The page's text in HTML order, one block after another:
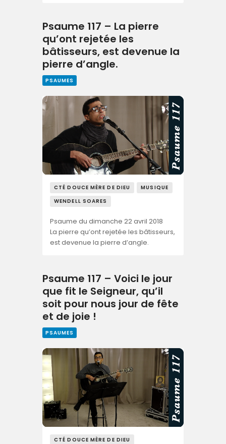
Psaume 117 – La pierre
qu’ont rejetée les
bâtisseurs, est devenue la
pierre d’angle.
PSAUMES
CTÉ DOUCE MÈRE DE DIEU
MUSIQUE
WENDELL SOARES
Psaume du dimanche 22 avril 2018
La pierre qu’ont rejetée les bâtisseurs,
est devenue la pierre d’angle.
Psaume 117 – Voici le jour
que fit le Seigneur, qu’il
soit pour nous jour de fête
et de joie !
PSAUMES
CTÉ DOUCE MÈRE DE DIEU